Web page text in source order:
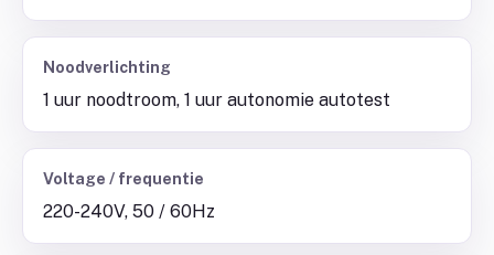
Noodverlichting
1 uur noodtroom, 1 uur autonomie autotest
Voltage / frequentie
220-240V, 50 / 60Hz